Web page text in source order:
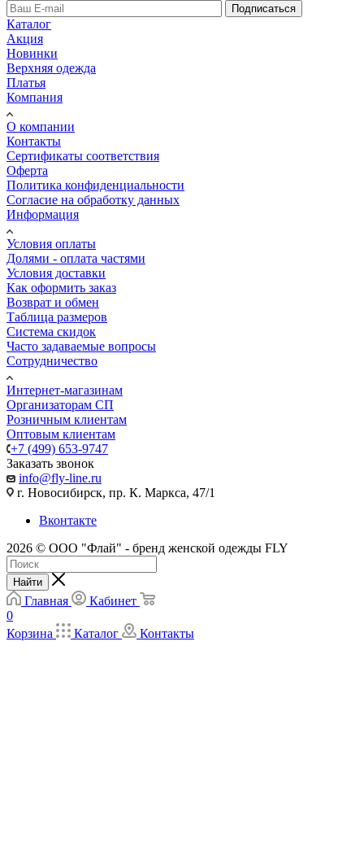
Подписаться
Каталог
Акция
Новинки
Верхняя одежда
Платья
Компания
О компании
Контакты
Сертификаты соответствия
Оферта
Политика конфиденциальности
Согласие на обработку данных
Информация
Условия оплаты
Долями - оплата частями
Условия доставки
Как оформить заказ
Возврат и обмен
Таблица размеров
Система скидок
Часто задаваемые вопросы
Сотрудничество
Интернет-магазинам
Организаторам СП
Розничным клиентам
Оптовым клиентам
+7 (499) 653-9747
Заказать звонок
info@fly-line.ru
г. Новосибирск, пр. К. Маркса, 47/1
Вконтакте
2026 © ООО "Флай" - бренд женской одежды FLY
Найти
Главная
Кабинет
0
Корзина
Каталог Контакты